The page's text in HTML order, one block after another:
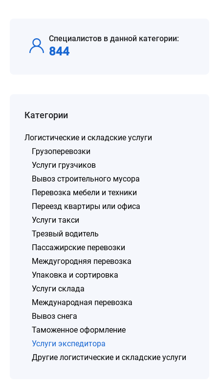
Специалистов в данной категории:
844
Категории
Логистические и складские услуги
Грузоперевозки
Услуги грузчиков
Вывоз строительного мусора
Перевозка мебели и техники
Переезд квартиры или офиса
Услуги такси
Трезвый водитель
Пассажирские перевозки
Междугородняя перевозка
Упаковка и сортировка
Услуги склада
Международная перевозка
Вывоз снега
Таможенное оформление
Услуги экспедитора
Другие логистические и складские услуги